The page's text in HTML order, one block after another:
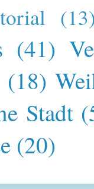
(41)
(18)
Stadt
(20)